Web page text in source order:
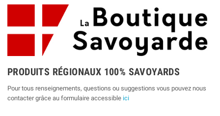
PRODUITS RÉGIONAUX 100% SAVOYARDS
Pour tous renseignements, questions ou suggestions vous pouvez nous
contacter grâce au formulaire accessible ici